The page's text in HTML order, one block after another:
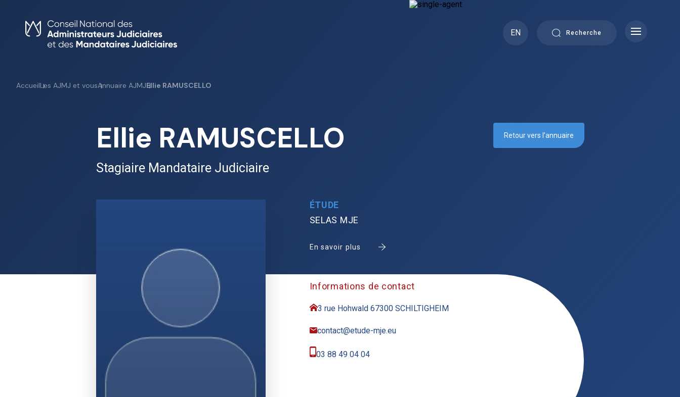
content
EN
Recherche
AccueilLes AJMJ et vousAnnuaire AJMJEllie RAMUSCELLO
Ellie RAMUSCELLO
Stagiaire Mandataire Judiciaire
Retour vers l’annuaire
ÉTUDE
SELAS MJE
En savoir plus
Informations de contact
3 rue Hohwald 67300 SCHILTIGHEIM
contact@etude-mje.eu
03 88 49 04 04